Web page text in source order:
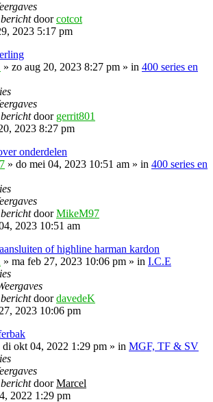
doorcotcot
2023 5:17 pm
» zo aug 20, 2023 8:27 pm » in 400 series en
door gerrit801
2023 8:27 pm
onderdelen
» do mei 04, 2023 10:51 am » in 400 series en
doorMikeM97
2023 10:51 am
of highline harman kardon
» ma feb 27, 2023 10:06 pm » in I.C.E
doordavedeK
2023 10:06 pm
di okt 04, 2022 1:29 pm » in MGF, TF & SV
doorMarcel
2022 1:29 pm